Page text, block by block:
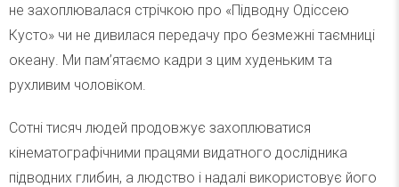
не захоплювалася стрічкою про «Підводну Одіссею
Кусто» чи не дивилася передачу про безмежні таємниці
океану. Ми пам’ятаємо кадри з цим худеньким та
рухливим чоловіком.
Сотні тисяч людей продовжує захоплюватися
кінематографічними працями видатного дослідника
підводних глибин, а людство і надалі використовує його